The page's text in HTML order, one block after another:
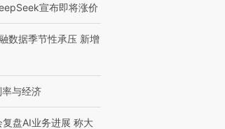
生活方式·第三对
宣布即将涨价
数据季节性承压 新增
与经济
盘AI业务进展 称大